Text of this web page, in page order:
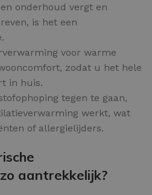
onderhoud vergt en
is het een
voor warme
zodat u het hele
in huis.
tegen te gaan,
werkt, wat
of allergielijders.
aantrekkelijk?